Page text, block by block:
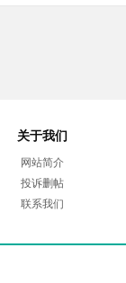
关于我们
网站简介
投诉删帖
联系我们